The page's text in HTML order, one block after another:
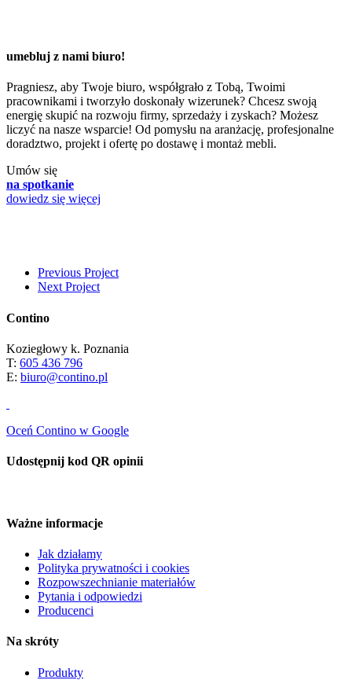
umebluj z nami biuro!
Pragniesz, aby Twoje biuro, współgrało z Tobą, Twoimi
pracownikami i tworzyło doskonały wizerunek? Chcesz swoją
energię skupić na rozwoju firmy, sprzedaży i zyskach? Możesz
liczyć na nasze wsparcie! Od pomysłu na aranżację, profesjonalne
doradztwo, projekt i ofertę po dostawę i montaż mebli.
Umów się
na spotkanie
dowiedz się więcej
Previous Project
Next Project
Contino
Koziegłowy k. Poznania
T: 605 436 796
E: biuro@contino.pl
Oceń Contino w Google
Udostępnij kod QR opinii
Ważne informacje
Jak działamy
Polityka prywatności i cookies
Rozpowszechnianie materiałów
Pytania i odpowiedzi
Producenci
Na skróty
Produkty